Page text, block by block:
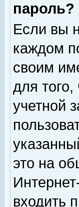
пароль?
Если вы
каждом
своим
для
учетной
это на
входить